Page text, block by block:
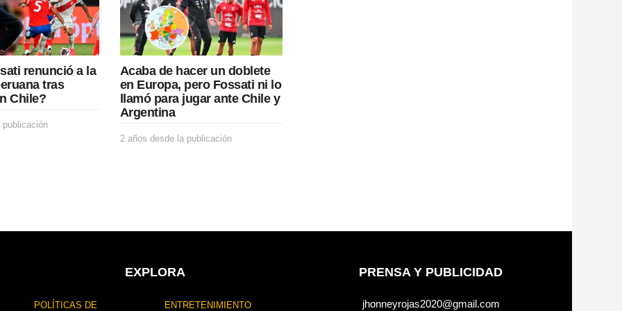
renunció a la
tras
Chile?
publicación
d
Acaba de hacer un doblete
en Europa, pero Fossati ni lo
llamó para jugar ante Chile y
Argentina
2 años desde la publicación2
s
EXPLORA
POLÍTICAS DE ENTRETENIMIENTO
PRENSA Y PUBLICIDAD
jhonneyrojas2020@gmail.com